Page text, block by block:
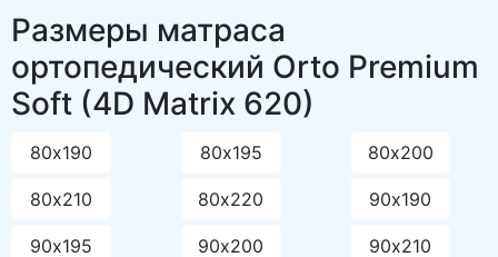
Размеры матраса
ортопедический Orto Premium
Soft (4D Matrix 620)
80х190 80х195 80х200
80х210 80х220 90х190
90х195 90х200 90х210